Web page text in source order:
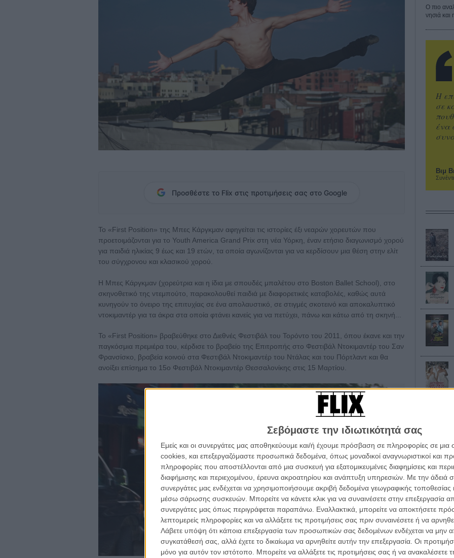
Σεβόμαστε την ιδιωτικότητά σας
Εμείς και οι συνεργάτες μας αποθηκεύουμε και/ή έχουμε πρόσβαση σε πληροφορίες σε
cookies, και επεξεργαζόμαστε προσωπικά δεδομένα, όπως μοναδικοί αναγνωριστικοί και
πληροφορίες που αποστέλλονται από μια συσκευή για εξατομικευμένες διαφημίσεις και
διαφήμισης και περιεχομένου, έρευνα ακροατηρίου και ανάπτυξη υπηρεσιών. Με την άδειά
συνεργάτες μας ενδέχεται να χρησιμοποιήσουμε ακριβή δεδομένα γεωγραφικής τοποθεσίας
μέσω σάρωσης συσκευών. Μπορείτε να κάνετε κλικ για να συναινέσετε στην επεξεργασία
συνεργάτες μας όπως περιγράφεται παραπάνω. Εναλλακτικά, μπορείτε να αποκτήσετε
λεπτομερείς πληροφορίες και να αλλάξετε τις προτιμήσεις σας πριν συναινέσετε ή να
Λάβετε υπόψη ότι κάποια επεξεργασία των προσωπικών σας δεδομένων ενδέχεται να μην
συγκατάθεσή σας, αλλά έχετε το δικαίωμα να αρνηθείτε αυτήν την επεξεργασία. Οι
μόνο για αυτόν τον ιστότοπο. Μπορείτε να αλλάξετε τις προτιμήσεις σας ή να ανακαλέσετε
Προσθέστε το Flix στις προτιμήσεις σας στο Google
To «First Position» της Μπες Κάργκμαν αφηγείται τις ιστορίες έξι νεαρών χορευτών που
προετοιμάζονται για το Youth America Grand Prix στη νέα Υόρκη, έναν ετήσιο διαγωνισμό χορού
για παιδιά ηλικίας 9 έως και 19 ετών, τα οποία αγωνίζονται για να κερδίσουν μια θέση στην ελίτ
του σύγχρονου και κλασικού χορού.
Η Μπες Κάργκμαν (χορεύτρια και η ίδια με σπουδές μπαλέτου στο Boston Ballet School), στο
σκηνοθετικό της ντεμπούτο, παρακολουθεί παιδιά με διαφορετικές καταβολές, καθώς αυτά
κυνηγούν το όνειρο της επιτυχίας σε ένα απολαυστικό, σε στιγμές σκοτεινό και αποκαλυπτικό
ντοκιμαντέρ για τα άκρα στα οποία φτάνει κανείς για να πετύχει, πάνω και κάτω από τη σκηνή...
Το «First Position» βραβεύθηκε στο Διεθνές Φεστιβάλ του Τορόντο του 2011, όπου έκανε και την
παγκόσμια πρεμιέρα του, κέρδισε το βραβείο της Επιτροπής στο Φεστιβάλ Ντοκιμαντέρ του Σαν
Φρανσίσκο, βραβεία κοινού στα Φεστιβάλ Ντοκιμαντέρ του Ντάλας και του Πόρτλαντ και θα
ανοίξει επίσημα το 15ο Φεστιβάλ Ντοκιμαντέρ Θεσσαλονίκης στις 15 Μαρτίου.
Ο πιο
νησιά και
Βιμ
Η
σε
ένα
Οι
Μπέλα
Μια Θέση
A Place
Τζορτζ
Οδύσσεια
The